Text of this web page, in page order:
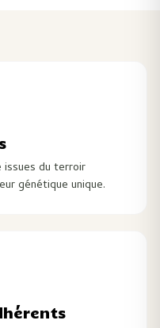
issues du terroir
génétique unique.